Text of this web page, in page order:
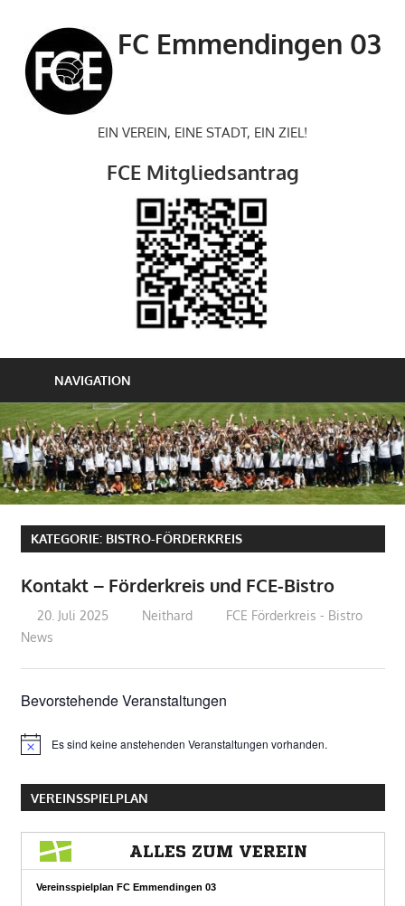
springen
FC Emmendingen 03
EIN VEREIN, EINE STADT, EIN ZIEL!
FCE Mitgliedsantrag
NAVIGATION
KATEGORIE: BISTRO-FÖRDERKREIS
Kontakt – Förderkreis und FCE-Bistro
20. Juli 2025 Neithard
FCE Förderkreis - Bistro
News
Bevorstehende Veranstaltungen
HinweisEs sind keine anstehenden Veranstaltungen vorhanden.
VEREINSSPIELPLAN